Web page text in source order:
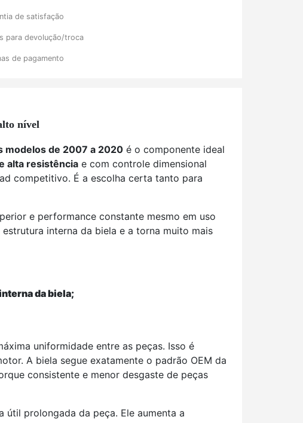
de satisfação
para devolução/troca
de pagamento
nível
modelos de 2007 a 2020 é o componente ideal
alta resistência e com controle dimensional
competitivo. É a escolha certa tanto para
e performance constante mesmo em uso
interna da biela e a torna muito mais
da biela;
uniformidade entre as peças. Isso é
A biela segue exatamente o padrão OEM da
consistente e menor desgaste de peças
útil prolongada da peça. Ele aumenta a